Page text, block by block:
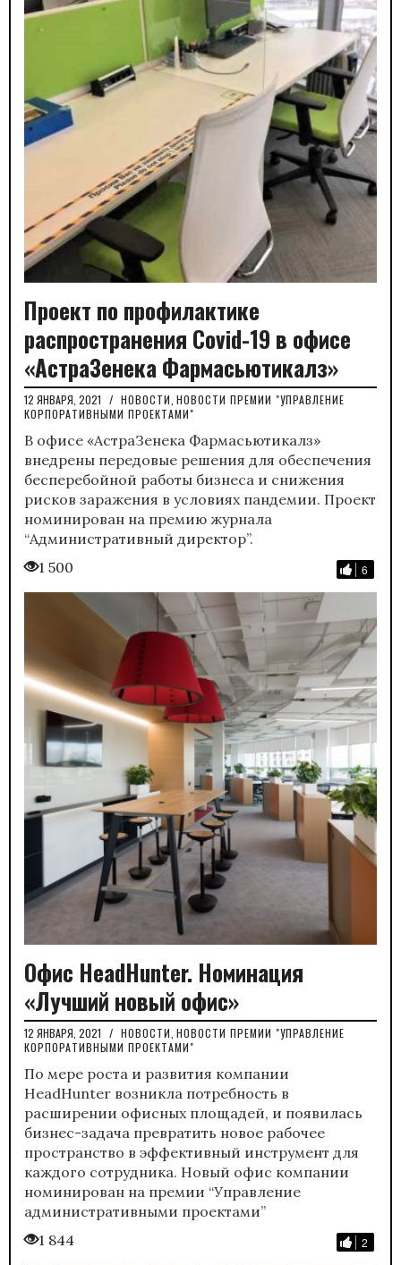
Проект по профилактике
распространения Covid-19 в офисе
«АстраЗенека Фармасьютикалз»
12 ЯНВАРЯ, 2021 / НОВОСТИ НОВОСТИ ПРЕМИИ "УПРАВЛЕНИЕ
КОРПОРАТИВНЫМИ ПРОЕКТАМИ"
В офисе «АстраЗенека Фармасьютикалз»
внедрены передовые решения для обеспечения
бесперебойной работы бизнеса и снижения
рисков заражения в условиях пандемии. Проект
номинирован на премию журнала
“Административный директор”.
6
1 500
Офис HeadHunter. Номинация
«Лучший новый офис»
12 ЯНВАРЯ, 2021 / НОВОСТИ НОВОСТИ ПРЕМИИ "УПРАВЛЕНИЕ
КОРПОРАТИВНЫМИ ПРОЕКТАМИ"
По мере роста и развития компании
HeadHunter возникла потребность в
расширении офисных площадей, и появилась
бизнес-задача превратить новое рабочее
пространство в эффективный инструмент для
каждого сотрудника. Новый офис компании
номинирован на премии “Управление
административными проектами”
2
1 844